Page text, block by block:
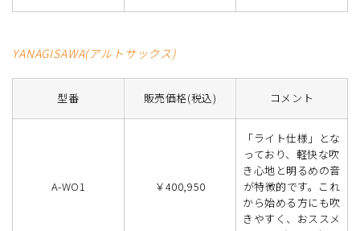
YANAGISAWA(アルトサックス)
型番 販売価格(税込) コメント
A-WO1 ￥400,950
「ライト仕様」とな
っており、軽快な吹
き心地と明るめの音
が特徴的です。これ
から始める方にも吹
きやすく、おススメ